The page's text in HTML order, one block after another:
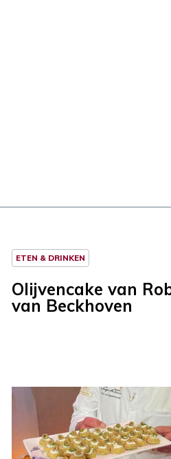
ETEN & DRINKEN
Olijvencake van
van Beckhoven